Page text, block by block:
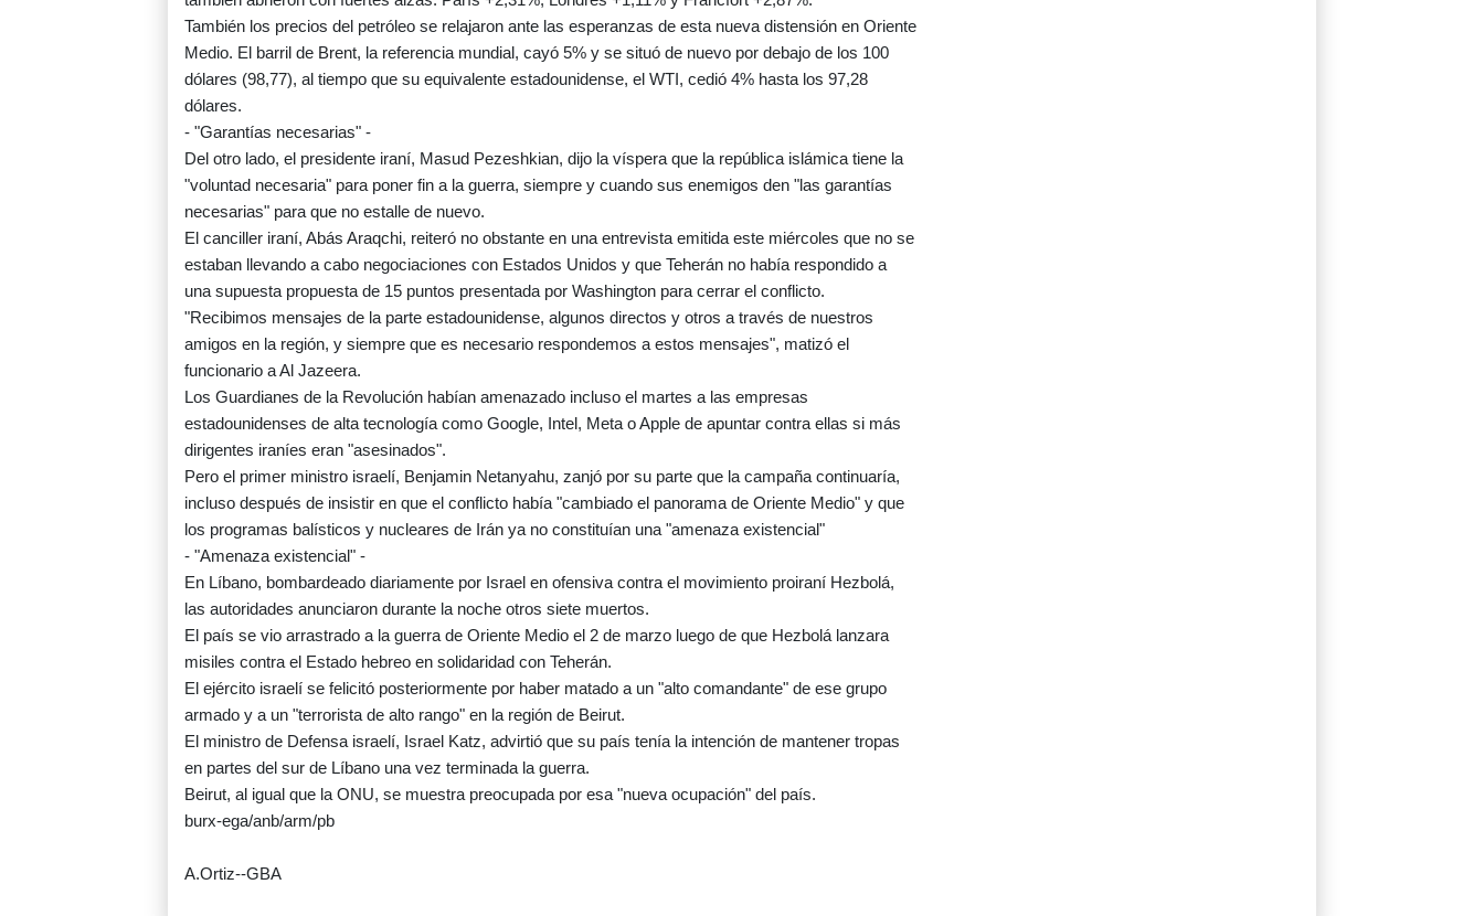
También los precios del petróleo se relajaron ante las esperanzas de esta nueva distensión en Oriente
Medio. El barril de Brent, la referencia mundial, cayó 5% y se situó de nuevo por debajo de los 100
dólares (98,77), al tiempo que su equivalente estadounidense, el WTI, cedió 4% hasta los 97,28
dólares.
- "Garantías necesarias" -
Del otro lado, el presidente iraní, Masud Pezeshkian, dijo la víspera que la república islámica tiene la
"voluntad necesaria" para poner fin a la guerra, siempre y cuando sus enemigos den "las garantías
necesarias" para que no estalle de nuevo.
El canciller iraní, Abás Araqchi, reiteró no obstante en una entrevista emitida este miércoles que no se
estaban llevando a cabo negociaciones con Estados Unidos y que Teherán no había respondido a
una supuesta propuesta de 15 puntos presentada por Washington para cerrar el conflicto.
"Recibimos mensajes de la parte estadounidense, algunos directos y otros a través de nuestros
amigos en la región, y siempre que es necesario respondemos a estos mensajes", matizó el
funcionario a Al Jazeera.
Los Guardianes de la Revolución habían amenazado incluso el martes a las empresas
estadounidenses de alta tecnología como Google, Intel, Meta o Apple de apuntar contra ellas si más
dirigentes iraníes eran "asesinados".
Pero el primer ministro israelí, Benjamin Netanyahu, zanjó por su parte que la campaña continuaría,
incluso después de insistir en que el conflicto había "cambiado el panorama de Oriente Medio" y que
los programas balísticos y nucleares de Irán ya no constituían una "amenaza existencial"
- "Amenaza existencial" -
En Líbano, bombardeado diariamente por Israel en ofensiva contra el movimiento proiraní Hezbolá,
las autoridades anunciaron durante la noche otros siete muertos.
El país se vio arrastrado a la guerra de Oriente Medio el 2 de marzo luego de que Hezbolá lanzara
misiles contra el Estado hebreo en solidaridad con Teherán.
El ejército israelí se felicitó posteriormente por haber matado a un "alto comandante" de ese grupo
armado y a un "terrorista de alto rango" en la región de Beirut.
El ministro de Defensa israelí, Israel Katz, advirtió que su país tenía la intención de mantener tropas
en partes del sur de Líbano una vez terminada la guerra.
Beirut, al igual que la ONU, se muestra preocupada por esa "nueva ocupación" del país.
burx-ega/anb/arm/pb
A.Ortiz--GBA